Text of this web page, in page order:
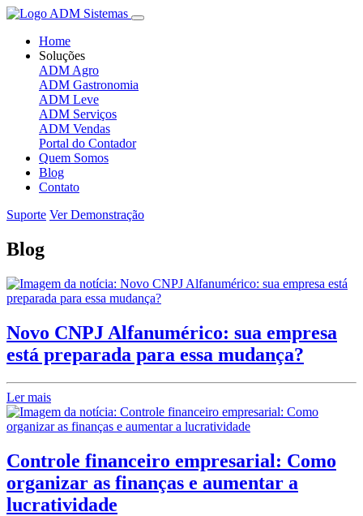
Home
Soluções
ADM Agro
ADM Gastronomia
ADM Leve
ADM Serviços
ADM Vendas
Portal do Contador
Quem Somos
Blog
Contato
Suporte Ver Demonstração
Blog
Novo CNPJ Alfanumérico: sua empresa
está preparada para essa mudança?
Ler mais
Controle financeiro empresarial: Como
organizar as finanças e aumentar a
lucratividade